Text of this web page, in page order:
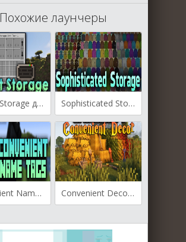
Похожие лаунчеры
Pocket Storage для Майнкрафт [1.21.1, 1.21, 1.20.4] Sophisticated Storage для Майнкрафт [1.21.1, 1.21]
Convenient Name Tags для Майнкрафт 1.19.2 Convenient Decor для Майнкрафт 1.19.2